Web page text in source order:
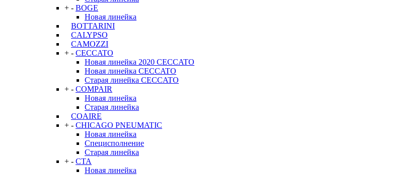
+ - BOGE
Новая линейка
BOTTARINI
CALYPSO
CAMOZZI
+ - CECCATO
Новая линейка 2020 CECCATO
Новая линейка CECCATO
Старая линейка CECCATO
+ - COMPAIR
Новая линейка
Старая линейка
COAIRE
+ - CHICAGO PNEUMATIC
Новая линейка
Специсполнение
Старая линейка
+ - CTA
Новая линейка